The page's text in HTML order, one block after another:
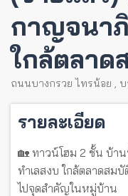
กาญจนา
ใกล้ตลาด
ถนนบางกรวย ไทรน้อย ,
รายละเอียด
🏡 ทาวน์โฮม 2 ชั้น บ้า
ทำเลสงบ ใกล้ตลาดสม
ไปจุดสำคัญในหมู่บ้าน